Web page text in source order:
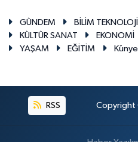
GÜNDEM BİLİM TEKNOLOJİ
KÜLTÜR SANAT
EKONOMİ
YAŞAM
EĞİTİM Künye
RSS Copyright